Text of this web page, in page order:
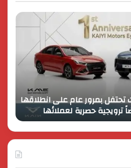
تحتفل بمرور عام على انطلاقها
حصرية لعملائها
إطلاق
جديدة